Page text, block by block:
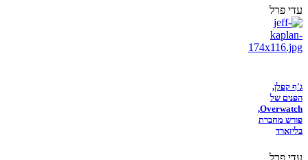
עדי פרל
ג'ף קפלן,
הפנים של
Overwatch,
פורש מחברת
בליזארד
עדי פרל